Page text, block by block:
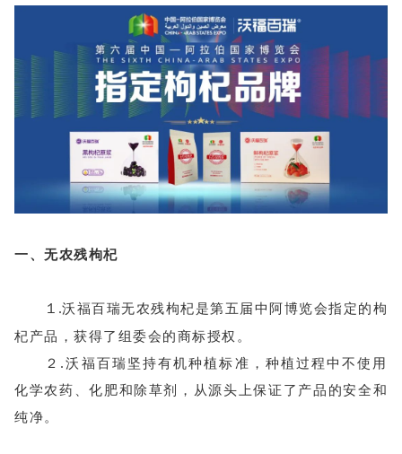
一、 无农残枸杞
１.沃福百瑞无农残枸杞是第五届中阿博览会指定的枸
杞产品，获得了组委会的商标授权。
２.沃福百瑞坚持有机种植标准，种植过程中不使用
化学农药、化肥和除草剂，从源头上保证了产品的安全和
纯净。